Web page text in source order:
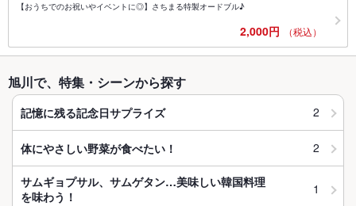
【おうちでのお祝いやイベントに◎】さちまる特製オードブル♪
2,000円 （税込）
旭川で、特集・シーンから探す
記憶に残る記念日サプライズ 2
体にやさしい野菜が食べたい！ 2
サムギョプサル、サムゲタン…美味しい韓国料理
を味わう！
1